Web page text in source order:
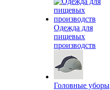
Одежда для
пищевых
производств
Головные уборы